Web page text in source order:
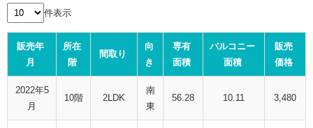
件表示
販売年
月
所在
階
間取り
向
き
専有
面積
バルコニー
面積
販売
価格
2022年5
月
10階 2LDK
南
東
56.28 10.11 3,480